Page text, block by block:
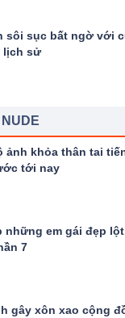
sôi sục bất ngờ với
lịch sử
ảnh khỏa thân tai
tới nay
những em gái đẹp
7
gây xôn xao cộng